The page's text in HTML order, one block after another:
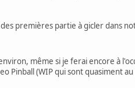
premières partie à gicler dans
même si je ferai encore à
Pinball (WIP qui sont quasiment